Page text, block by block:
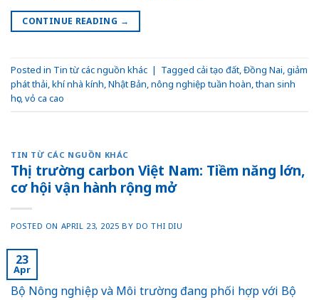
CONTINUE READING →
Posted in Tin từ các nguồn khác | Tagged cải tạo đất,Đồng Nai,giảm
phát thải,khí nhà kính,Nhật Bản,nông nghiệp tuần hoàn,than sinh
học,vỏ ca cao
TIN TỪ CÁC NGUỒN KHÁC
Thị trường carbon Việt Nam: Tiềm năng lớn,
cơ hội vận hành rộng mở
POSTED ON APRIL 23, 2025 BY DO THI DIU
23
Apr
Bộ Nông nghiệp và Môi trường đang phối hợp với Bộ